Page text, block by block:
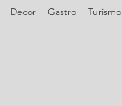
Decor + Gastro + Turismo